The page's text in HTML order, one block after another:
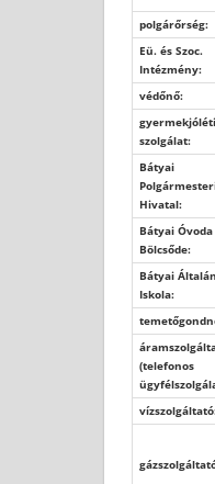
polgárőrség:
Eü. és Szoc.
Intézmény:
védőnő:
gyermekjóléti
szolgálat:
Bátyai
Hivatal:
Bátyai Óvoda
Bölcsőde:
Bátyai
Iskola:
(telefonos